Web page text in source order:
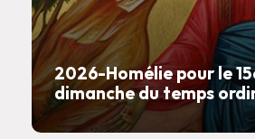
2026-Homélie pour le
dimanche du temps